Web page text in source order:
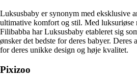
Luksusbaby er synonym med eksklusive
ultimative komfort og stil. Med
Filibabba har Luksusbaby etableret sig
ønsker det bedste for deres babyer. Deres
for deres unikke design og høje kvalitet.
Pixizoo